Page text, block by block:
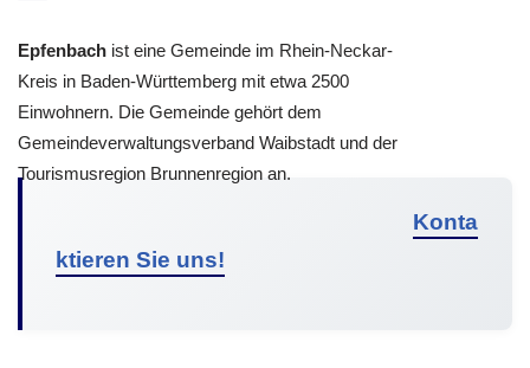
Epfenbach ist eine Gemeinde im Rhein-Neckar-
Kreis in Baden-Württemberg mit etwa 2500
Einwohnern. Die Gemeinde gehört dem
Gemeindeverwaltungsverband Waibstadt und der
Tourismusregion Brunnenregion an.
Konta
ktieren Sie uns!